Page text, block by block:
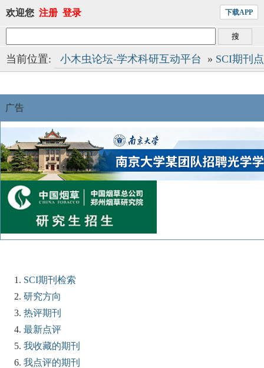
欢迎您 注册 登录 下载APP
当前位置: 小木虫论坛-学术科研互动平台 » SCI期刊
广告
SCI期刊检索
研究方向
热评期刊
最新点评
我收藏的期刊
我点评的期刊